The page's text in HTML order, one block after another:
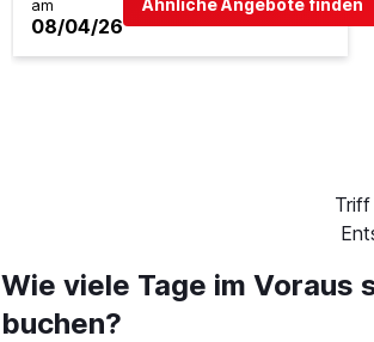
am
08/04/26
Wie viele Tage im Voraus
buchen?